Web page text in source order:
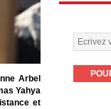
Arbel
Yahya
et